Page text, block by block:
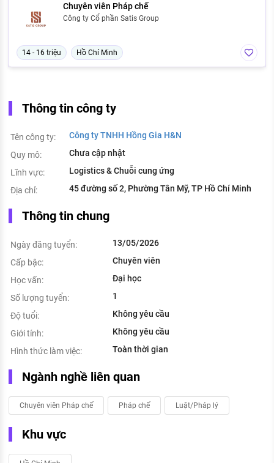
Chuyên viên Pháp chế
Công ty Cổ phần Satis Group
14 - 16 triệu Hồ Chí Minh
Thông tin công ty
Tên công ty:
Công ty TNHH Hồng Gia H&N
Quy mô:
Chưa cập nhật
Lĩnh vực:
Logistics & Chuỗi cung ứng
Địa chỉ:
45 đường số 2, Phường Tân Mỹ, TP Hồ Chí Minh
Thông tin chung
Ngày đăng tuyển:
13/05/2026
Cấp bậc:
Chuyên viên
Học vấn:
Đại học
Số lượng tuyển:
1
Độ tuổi:
Không yêu cầu
Giới tính:
Không yêu cầu
Hình thức làm việc:
Toàn thời gian
Ngành nghề liên quan
Chuyên viên Pháp chế Pháp chế Luật/Pháp lý
Khu vực